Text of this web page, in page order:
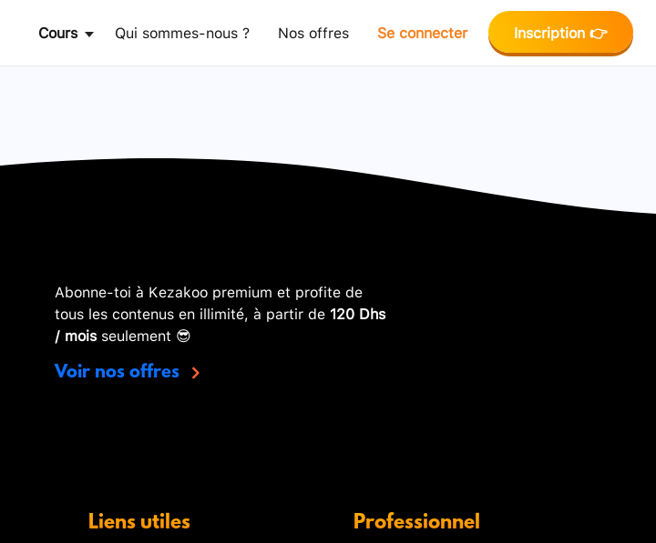
Cours Qui sommes-nous ? Nos offres Se connecter Inscription 👉
Abonne-toi à Kezakoo premium et profite de
tous les contenus en illimité, à partir de 120 Dhs
/ moisseulement 😎
Voir nos offres
Liens utiles Professionnel